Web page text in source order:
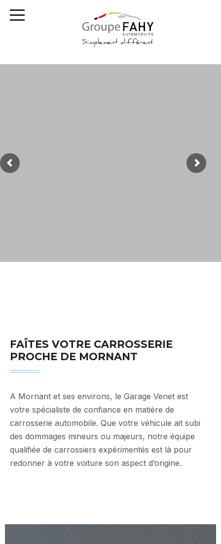
FAÎTES VOTRE CARROSSERIE
PROCHE DE MORNANT
A Mornant et ses environs, le Garage Venet est
votre spécialiste de confiance en matière de
carrosserie automobile. Que votre véhicule ait subi
des dommages mineurs ou majeurs, notre équipe
qualifiée de carrossiers expérimentés est là pour
redonner à votre voiture son aspect d’origine.